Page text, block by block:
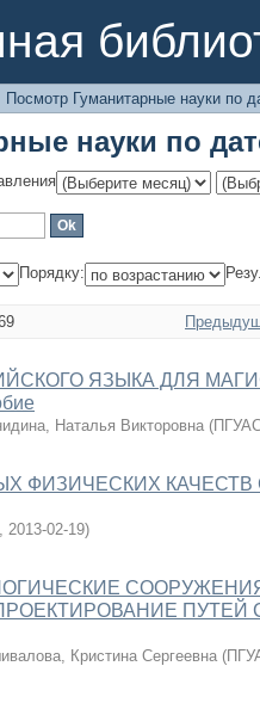
науки по
Посмотр Гуманитарные науки по
науки по
Порядку:
ЯЗЫКА ДЛЯ
Наталья Викторовна (
ФИЗИЧЕСКИХ КАЧЕСТВ
, 2013-02-19)
ПУТЕЙ
Кристина Сергеевна (